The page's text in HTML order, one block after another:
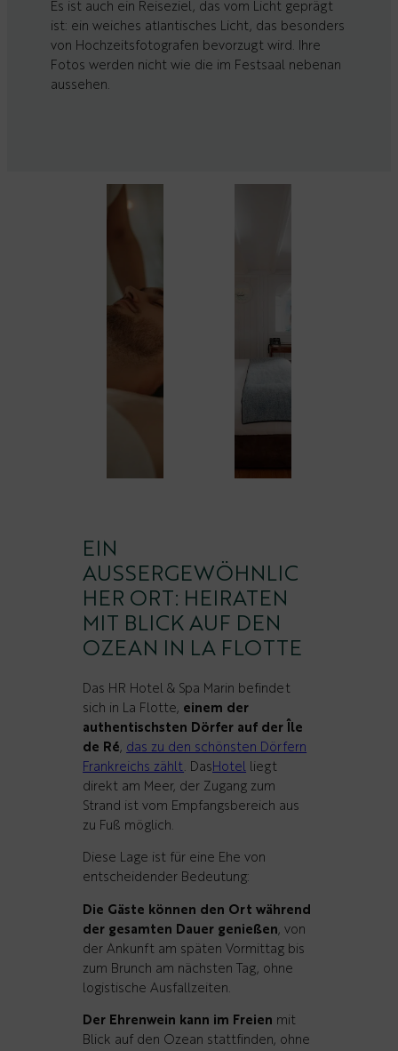
Es ist auch ein Reiseziel, das vom Licht geprägt
ist: ein weiches atlantisches Licht, das besonders
von Hochzeitsfotografen bevorzugt wird. Ihre
Fotos werden nicht wie die im Festsaal nebenan
aussehen.
EIN
AUSSERGEWÖHNLICH
ER ORT: HEIRATEN M
IT BLICK AUF DEN O
ZEAN IN LA FLOTTE
Das HR Hotel & Spa Marin befindet
sich in La Flotte, einem der
authentischsten Dörfer auf der Île
de Ré, das zu den schönsten Dörfern
Frankreichs zählt. Das Hotel liegt
direkt am Meer, der Zugang zum
Strand ist vom Empfangsbereich aus
zu Fuß möglich.
Diese Lage ist für eine Ehe von
entscheidender Bedeutung:
Die Gäste können den Ort während
der gesamten Dauer genießen, von
der Ankunft am späten Vormittag bis
zum Brunch am nächsten Tag, ohne
logistische Ausfallzeiten.
Der Ehrenwein kann im Freien mit
Blick auf den Ozean stattfinden, ohne